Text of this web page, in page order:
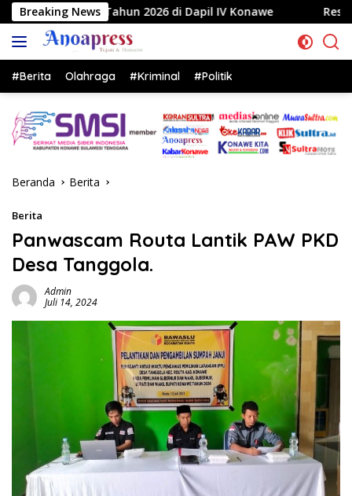
Langsung
ke
konten
Breaking News
2026 di Dapil IV Konawe Reses di Labela, Anggota
#Berita Olahraga #Kriminal #Politik
Beranda Berita
Berita
Panwascam Routa Lantik PAW PKD
Desa Tanggola.
Admin
Juli 14, 2024